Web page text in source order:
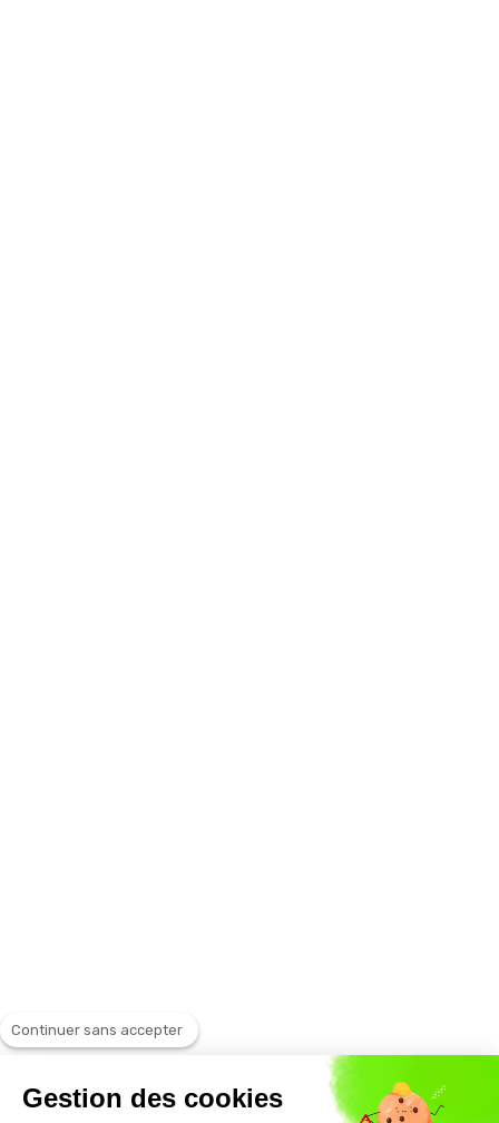
Continuer sans accepter
Gestion des cookies